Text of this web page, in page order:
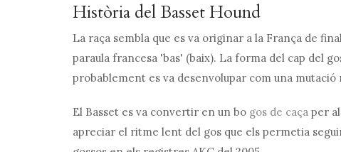
Història del Basset Hound
La raça sembla que es va originar a la França de
paraula francesa 'bas' (baix). La forma del cap del
probablement es va desenvolupar com una mutació
El Basset es va convertir en un bo gos de caça per
apreciar el ritme lent del gos que els permetia